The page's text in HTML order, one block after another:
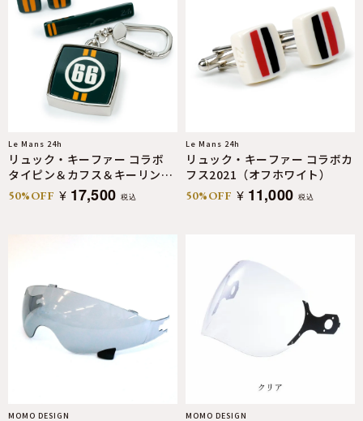
Le Mans 24h
リュック・キーファー コラボ
タイピン＆カフス＆キーリング
セット（ダークグリーン）
50%OFF ¥ 17,500 税込
Le Mans 24h
リュック・キーファー コラボカ
フス2021（オフホワイト）
50%OFF ¥ 11,000 税込
MOMO DESIGN MOMO DESIGN